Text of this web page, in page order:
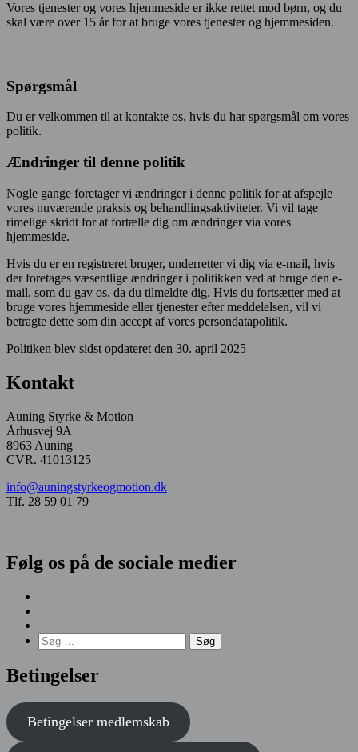
Vores tjenester og vores hjemmeside er ikke rettet mod børn, og du
skal være over 15 år for at bruge vores tjenester og hjemmesiden.
Spørgsmål
Du er velkommen til at kontakte os, hvis du har spørgsmål om vores
politik.
Ændringer til denne politik
Nogle gange foretager vi ændringer i denne politik for at afspejle
vores nuværende praksis og behandlingsaktiviteter. Vi vil tage
rimelige skridt for at fortælle dig om ændringer via vores
hjemmeside.
Hvis du er en registreret bruger, underretter vi dig via e-mail, hvis
der foretages væsentlige ændringer i politikken ved at bruge den e-
mail, som du gav os, da du tilmeldte dig. Hvis du fortsætter med at
bruge vores hjemmeside eller tjenester efter meddelelsen, vil vi
betragte dette som din accept af vores persondatapolitik.
Politiken blev sidst opdateret den 30. april 2025
Kontakt
Auning Styrke & Motion
Århusvej 9A
8963 Auning
CVR. 41013125
info@auningstyrkeogmotion.dk
Tlf. 28 59 01 79
Følg os på de sociale medier
Søg
efter:
Betingelser
Betingelser medlemskab